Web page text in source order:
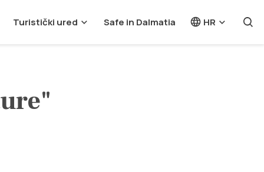
Turistički ured Safe in Dalmatia HR